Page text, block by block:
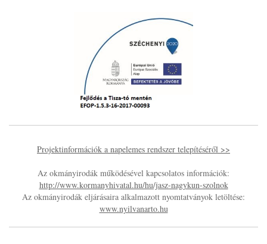
Projektinformációk a napelemes rendszer telepítéséről >>
Az okmányirodák működésével kapcsolatos információk:
http://www.kormanyhivatal.hu/hu/jasz-nagykun-szolnok
Az okmányirodák eljárásaira alkalmazott nyomtatványok letöltése:
www.nyilvanarto.hu